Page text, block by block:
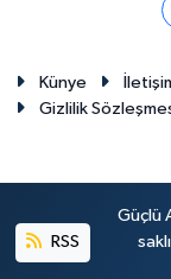
Künye
Gizlilik
RSS
Güçlü